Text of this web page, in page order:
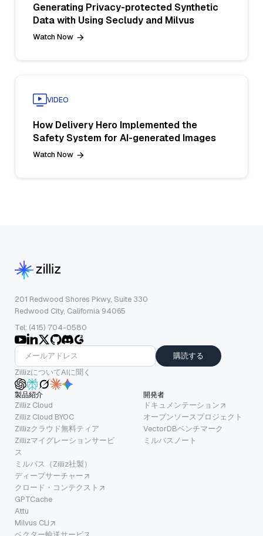
Generating Privacy-protected Synthetic
Data with Using Secludy and Milvus
Watch Now
VIDEO
How Delivery Hero Implemented the
Safety System for AI-generated Images
Watch Now
201 Redwood Shores Pkwy, Suite 330
Redwood City, California 94065
Tel: (415) 704-0580
購読する
ZillizについてAIに聞く
製品紹介
Zilliz Cloud
Zilliz Cloud BYOC
Zillizクラウド無料ティア
Zillizマイグレーションサービ
ス
ミルバス（Zilliz社製）
ディープサーチャー
クロード・コンテクスト
GPTCache
Attu
Milvus CLI
開発者
ドキュメンテーション
オープンソースプロジェクト
VectorDBベンチマーク
ミルバスノート